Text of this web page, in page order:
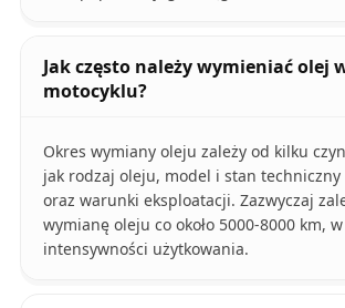
Jak często należy wymieniać olej
motocyklu?
Okres wymiany oleju zależy od kilku
jak rodzaj oleju, model i stan techniczny
oraz warunki eksploatacji. Zazwyczaj
wymianę oleju co około 5000-8000 km,
intensywności użytkowania.